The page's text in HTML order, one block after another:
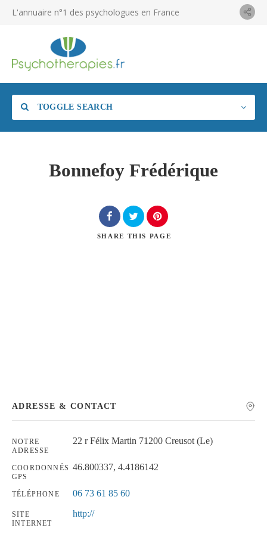
L'annuaire n°1 des psychologues en France
TOGGLE SEARCH
Bonnefoy Frédérique
SHARE THIS PAGE
ADRESSE & CONTACT
NOTRE
ADRESSE
22 r Félix Martin 71200 Creusot (Le)
COORDONNÉS
GPS
46.800337, 4.4186142
TÉLÉPHONE 06 73 61 85 60
SITE
INTERNET
http://